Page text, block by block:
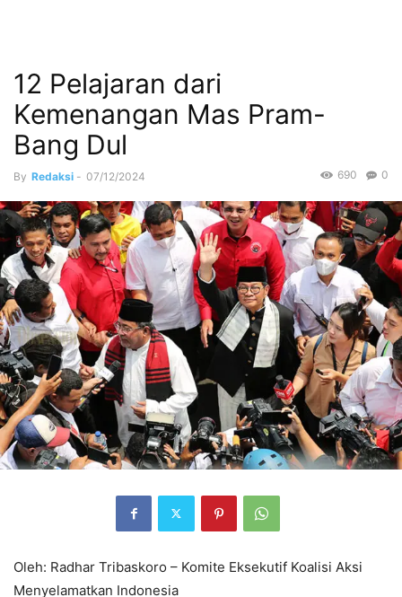
12 Pelajaran dari
Kemenangan Mas Pram-
Bang Dul
By Redaksi - 07/12/2024 0
690
Oleh: Radhar Tribaskoro – Komite Eksekutif Koalisi Aksi
Menyelamatkan Indonesia